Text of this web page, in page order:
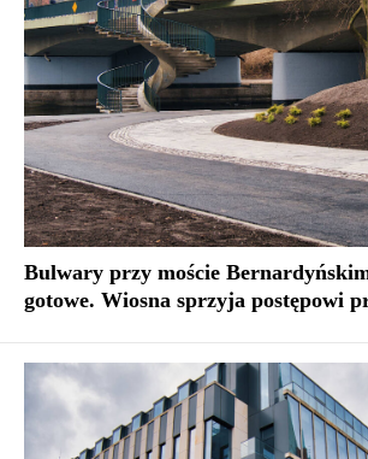
Bulwary przy moście
gotowe. Wiosna sprzyja postępowi